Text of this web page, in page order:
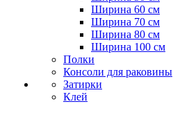
Ширина 60 см
Ширина 70 см
Ширина 80 см
Ширина 100 см
Полки
Консоли для раковины
Затирки
Клей